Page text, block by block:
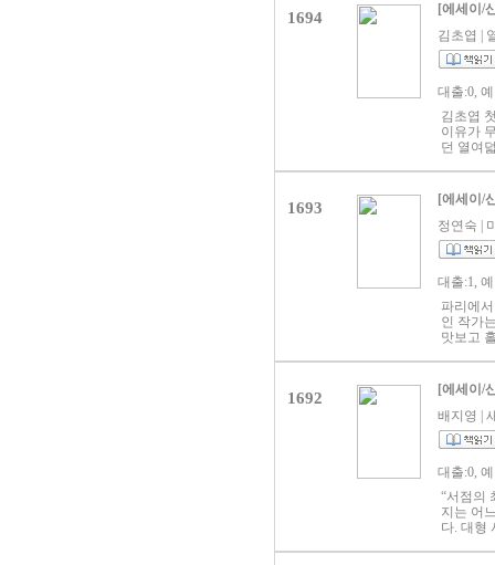
을, “누
않고 “잠
금씩 이
한 사람
코의 애
스레 바
더길 만
며 동시
했다…
마음은 ‘
〈실은
되고자
어 보이
읽으며
슴을 입
않는 것
지들’, ‘
다 저자
들이 존
다워질
신하지
나기를”
를 바라
어’라거
다.”(4
규정하
을 아는
을 잊지
채식지
에 저항
첫 저서
라고 할
평을 받
다.
1694
[에세이/
김초엽 |
대출:0,
김초엽
이유가
던 열여
기로 이
쓰는 사
“한 사람
기들”. “
출발점
의 여정’
과학과
다면 마
있을지
되었다.
말을 들
적으로
못했다.
금씩 현
민과 시
은 “어
(「순례
가야만
토피아
물들은
은 이야
세계로
1693
[에세이/
정연숙 |
대출:1,
파리에
인 작가
맛보고
롭게 펼
이로 하
파리의
일상의
럼 반짝
다양한
국에 돌
을 집필
색다른
선사해
1692
[에세이/
배지영 |
대출:0,
“서점의
지는 어
다. 대형